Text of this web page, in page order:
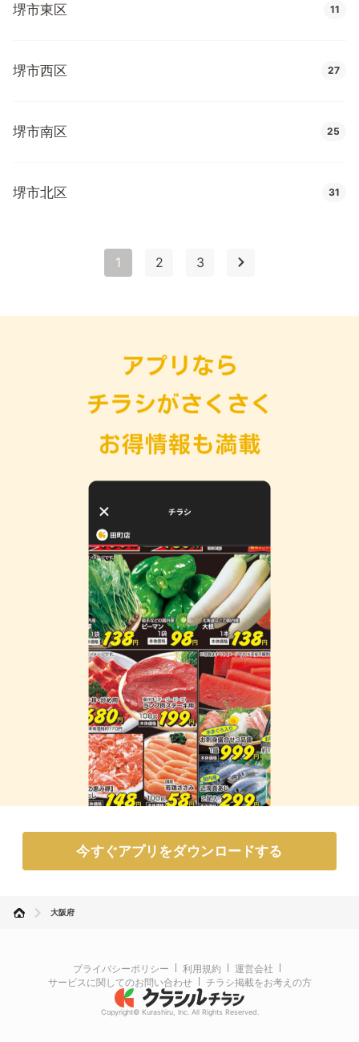
堺市東区 11
堺市西区 27
堺市南区 25
堺市北区 31
1 2 3
今すぐアプリをダウンロードする
大阪府
プライバシーポリシー 利用規約
運営会社
サービスに関してのお問い合わせ
チラシ掲載をお考えの方
Copyright© Kurashiru, Inc. All Rights Reserved.